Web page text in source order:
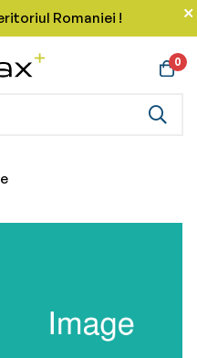
Romaniei !
0